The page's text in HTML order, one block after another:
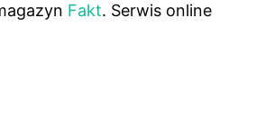
Fakt. Serwis online